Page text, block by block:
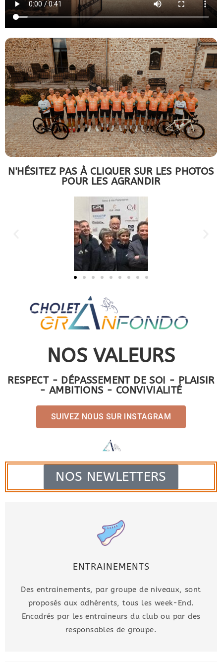
N'HÉSITEZ PAS À CLIQUER SUR LES PHOTOS
POUR LES AGRANDIR
NOS VALEURS
RESPECT - DÉPASSEMENT DE SOI - PLAISIR
- AMBITIONS - CONVIVIALITÉ
SUIVEZ NOUS SUR INSTAGRAM
NOS NEWLETTERS
ENTRAINEMENTS
Des entrainements, par groupe de niveaux, sont
proposés aux adhérents, tous les week-End.
Encadrés par les entraineurs du club ou par des
responsables de groupe.